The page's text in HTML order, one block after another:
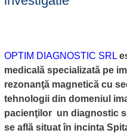
OPTIM DIAGNOSTIC SRL
medicală specializată pe
rezonanţă magnetică cu
tehnologii din domeniul
pacienţilor un diagnostic
se află situat în incinta